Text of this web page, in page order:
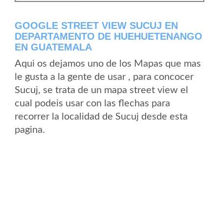
GOOGLE STREET VIEW SUCUJ EN
DEPARTAMENTO DE HUEHUETENANGO
EN GUATEMALA
Aqui os dejamos uno de los Mapas que mas
le gusta a la gente de usar , para concocer
Sucuj, se trata de un mapa street view el
cual podeis usar con las flechas para
recorrer la localidad de Sucuj desde esta
pagina.